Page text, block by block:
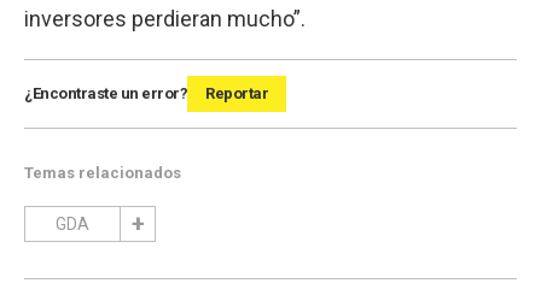
inversores perdieran mucho”.
¿Encontraste un error? Reportar
Temas relacionados
GDA